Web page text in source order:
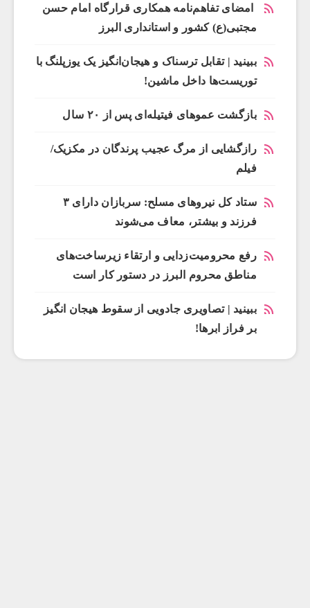
امضای تفاهم‌نامه همکاری قرارگاه امام حسن
مجتبی(ع) کشور و استانداری البرز
ببینید | تقابل ترسناک و هیجان‌انگیز یک یوزپلنگ با
توریست‌ها داخل ماشین!
بازگشت عموهای فیتیله‌ای پس از ۲۰ سال
رازگشایی از مرگ عجیب پرندگان در مکزیک/
فیلم
ستاد کل نیروهای مسلح: سربازان دارای ۳
فرزند و بیشتر، معاف می‌شوند
رفع محرومیت‌زدایی و ارتقاء زیرساخت‌های
مناطق محروم البرز در دستور کار است
ببینید | تصاویری جادویی از سقوط هیجان انگیز
بر فراز ابرها!